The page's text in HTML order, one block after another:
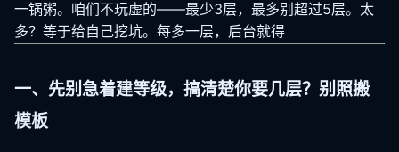
一锅粥。咱们不玩虚的——最少3层，最多别超过5层。太
多？等于给自己挖坑。每多一层，后台就得
一、先别急着建等级，搞清楚你要几层？别照搬
模板